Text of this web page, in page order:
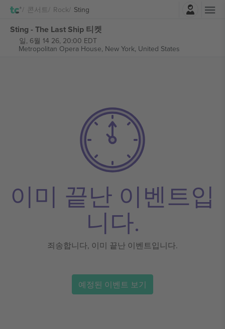
콘서트 Rock Sting
Sting - The Last Ship 티켓
일, 6월 14 26, 20:00 EDT
Metropolitan Opera House, New York, United States
이미 끝난 이벤트입
니다.
죄송합니다, 이미 끝난 이벤트입니다.
예정된 이벤트 보기